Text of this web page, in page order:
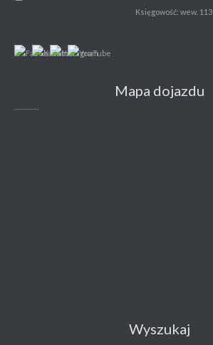
Księgowość: wew. 113
Mapa dojazdu
Wyszukaj